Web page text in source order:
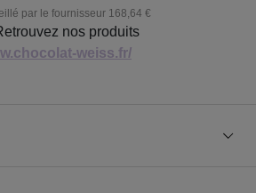
par le fournisseur 168,64 €
nos produits
weiss.fr/